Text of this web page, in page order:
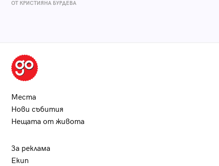
ОТ КРИСТИЯНА БУРДЕВА
Места
Нови събития
Нещата от живота
За реклама
Екип